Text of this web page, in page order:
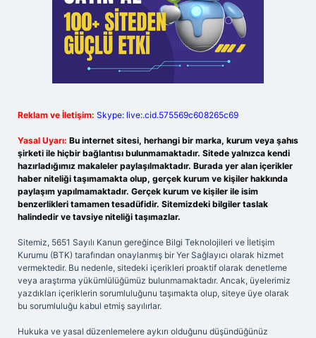
Reklam ve İletişim: Skype: live:.cid.575569c608265c69
Yasal Uyarı: Bu internet sitesi, herhangi bir marka, kurum veya şahıs
şirketi ile hiçbir bağlantısı bulunmamaktadır. Sitede yalnızca kendi
hazırladığımız makaleler paylaşılmaktadır. Burada yer alan içerikler
haber niteliği taşımamakta olup, gerçek kurum ve kişiler hakkında
paylaşım yapılmamaktadır. Gerçek kurum ve kişiler ile isim
benzerlikleri tamamen tesadüfidir. Sitemizdeki bilgiler taslak
halindedir ve tavsiye niteliği taşımazlar.
Sitemiz, 5651 Sayılı Kanun gereğince Bilgi Teknolojileri ve İletişim
Kurumu (BTK) tarafından onaylanmış bir Yer Sağlayıcı olarak hizmet
vermektedir. Bu nedenle, sitedeki içerikleri proaktif olarak denetleme
veya araştırma yükümlülüğümüz bulunmamaktadır. Ancak, üyelerimiz
yazdıkları içeriklerin sorumluluğunu taşımakta olup, siteye üye olarak
bu sorumluluğu kabul etmiş sayılırlar.
Hukuka ve yasal düzenlemelere aykırı olduğunu düşündüğünüz